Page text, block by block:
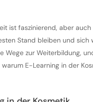
ist faszinierend, aber
Stand bleiben und
Wege zur Weiterbildung,
warum E-Learning in der